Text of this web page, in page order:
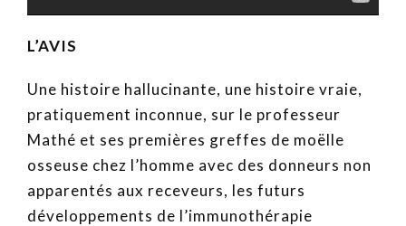
L’AVIS
Une histoire hallucinante, une histoire vraie,
pratiquement inconnue, sur le professeur
Mathé et ses premières greffes de moëlle
osseuse chez l’homme avec des donneurs non
apparentés aux receveurs, les futurs
développements de l’immunothérapie